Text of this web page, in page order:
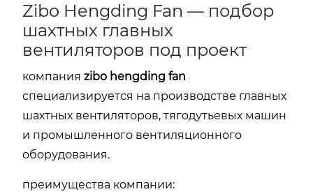
Zibo Hengding Fan — подбор
шахтных главных
вентиляторов под проект
компания zibo hengding fan
специализируется на производстве главных
шахтных вентиляторов, тягодутьевых машин
и промышленного вентиляционного
оборудования.
преимущества компании: